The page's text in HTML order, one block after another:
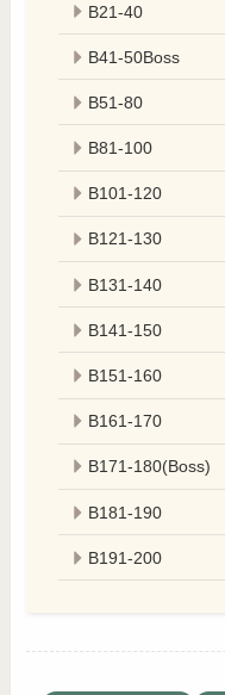
B21-40
B41-50Boss
B51-80
B81-100
B101-120
B121-130
B131-140
B141-150
B151-160
B161-170
B171-180(Boss)
B181-190
B191-200